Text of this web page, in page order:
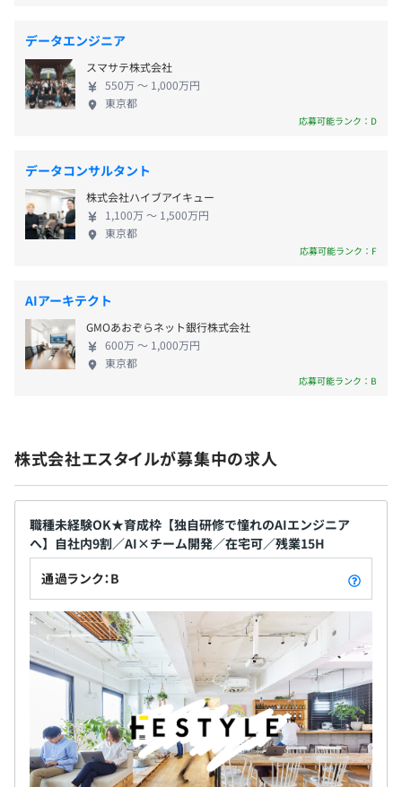
整えています。
＜研修制度＞
■入社後オリジナル基礎研修【ESTYLE U Junior 】
■ワンランク上のオリジナル研修【ESTYLE U】
＜学習サポート＞
■コウキシン50（資格受験費補助）
■マガサポ（書籍購入費補助）
・MacBook Pro
・その他プロジェクトに必要なマシンはクライアントより
プロジェクトごとに選択、オブジェクト指向、アジャイル
Docker
pandas
・従業員に対する受動喫煙対策：あり
対策内容：屋内原則禁煙（喫煙スペースあり）
・JR「原宿駅」より徒歩5分
・東京メトロ「明治神宮前駅」より徒歩6分
・介護休暇
・子の看護休暇
・結婚休暇（☆取得実績あり）
・配偶者の出産休暇
・母性健康管理のための休暇
■インフルエンザ予防接種支援
■定期健康診断
■産前産後休業 ※取得実績あり
■育児休業 ※取得実績あり
■ストックオプション制度 ※条件あり
【学習サポート】
■資格受験費補助（コウキシン50）
■書籍購入費補助（マガサポ）
■研修制度
＜ESTYLE U Junior＞個人に合わせた独自の基礎研修
＜ESTYLE U＞ワンランク上のオリジナル研修
賞与：年2回（6月・12月）
昇給：年2回（4月・10月）
導入) ◻︎株式会社Mizkan様 ∟社内生成AIアプリ開発
の推進プロジェクト 【こんな方におすすめ】 ◎教育
制度が整っている環境で、AI領域へ挑戦したい方 ◎
エンジニアとして、更なるスキル・キャリアアップ
を目指したい方 ◎最新技術に興味を持ち、現場で学
と、チームで成果を出すことに喜びを感じる方 AI・
DXでビジネスインパクトを生み出しながら、共にAI
領域でのキャリアを切り拓きませんか？
データエンジニア
スマサテ株式会社
550万 〜 1,000万円
東京都
応募可能ランク：D
データコンサルタント
株式会社ハイブアイキュー
1,100万 〜 1,500万円
東京都
応募可能ランク：F
AIアーキテクト
GMOあおぞらネット銀行株式会社
600万 〜 1,000万円
東京都
応募可能ランク：B
株式会社エスタイルが募集中の求人
職種未経験OK★育成枠【独自研修で憧れのAIエンジニア
へ】自社内9割／AI×チーム開発／在宅可／残業15H
通過ランク：B